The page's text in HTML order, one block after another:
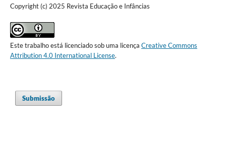
Copyright (c) 2025 Revista Educação e Infâncias
Este trabalho está licenciado sob uma licença Creative Commons
Attribution 4.0 International License.
Submissão